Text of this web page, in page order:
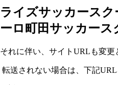
ライズサッカースク
ーロ町田サッカース
それに伴い、サイトURLも変更
転送されない場合は、下記